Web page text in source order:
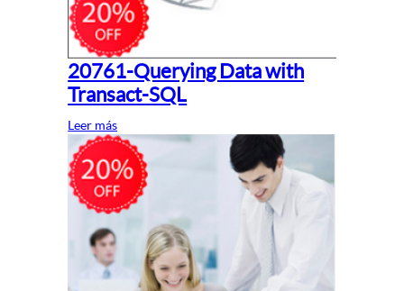
20761-Querying Data with
Transact-SQL
Leer más